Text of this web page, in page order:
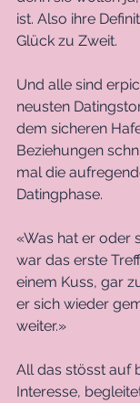
ist. Also ihre
Glück zu Zweit.
Und alle sind
neusten
dem sicheren
Beziehungen
mal die
Datingphase.
«Was hat er oder
war das erste
einem Kuss, gar
er sich wieder
weiter.»
All das stösst auf
Interesse,